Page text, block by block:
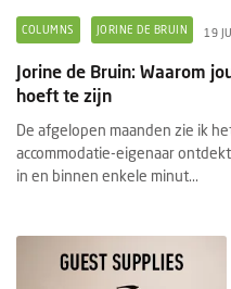
COLUMNS JORINE DE BRUIN 19
Jorine de Bruin: Waarom
hoeft te zijn
De afgelopen maanden zie ik
accommodatie-eigenaar
in en binnen enkele minut...